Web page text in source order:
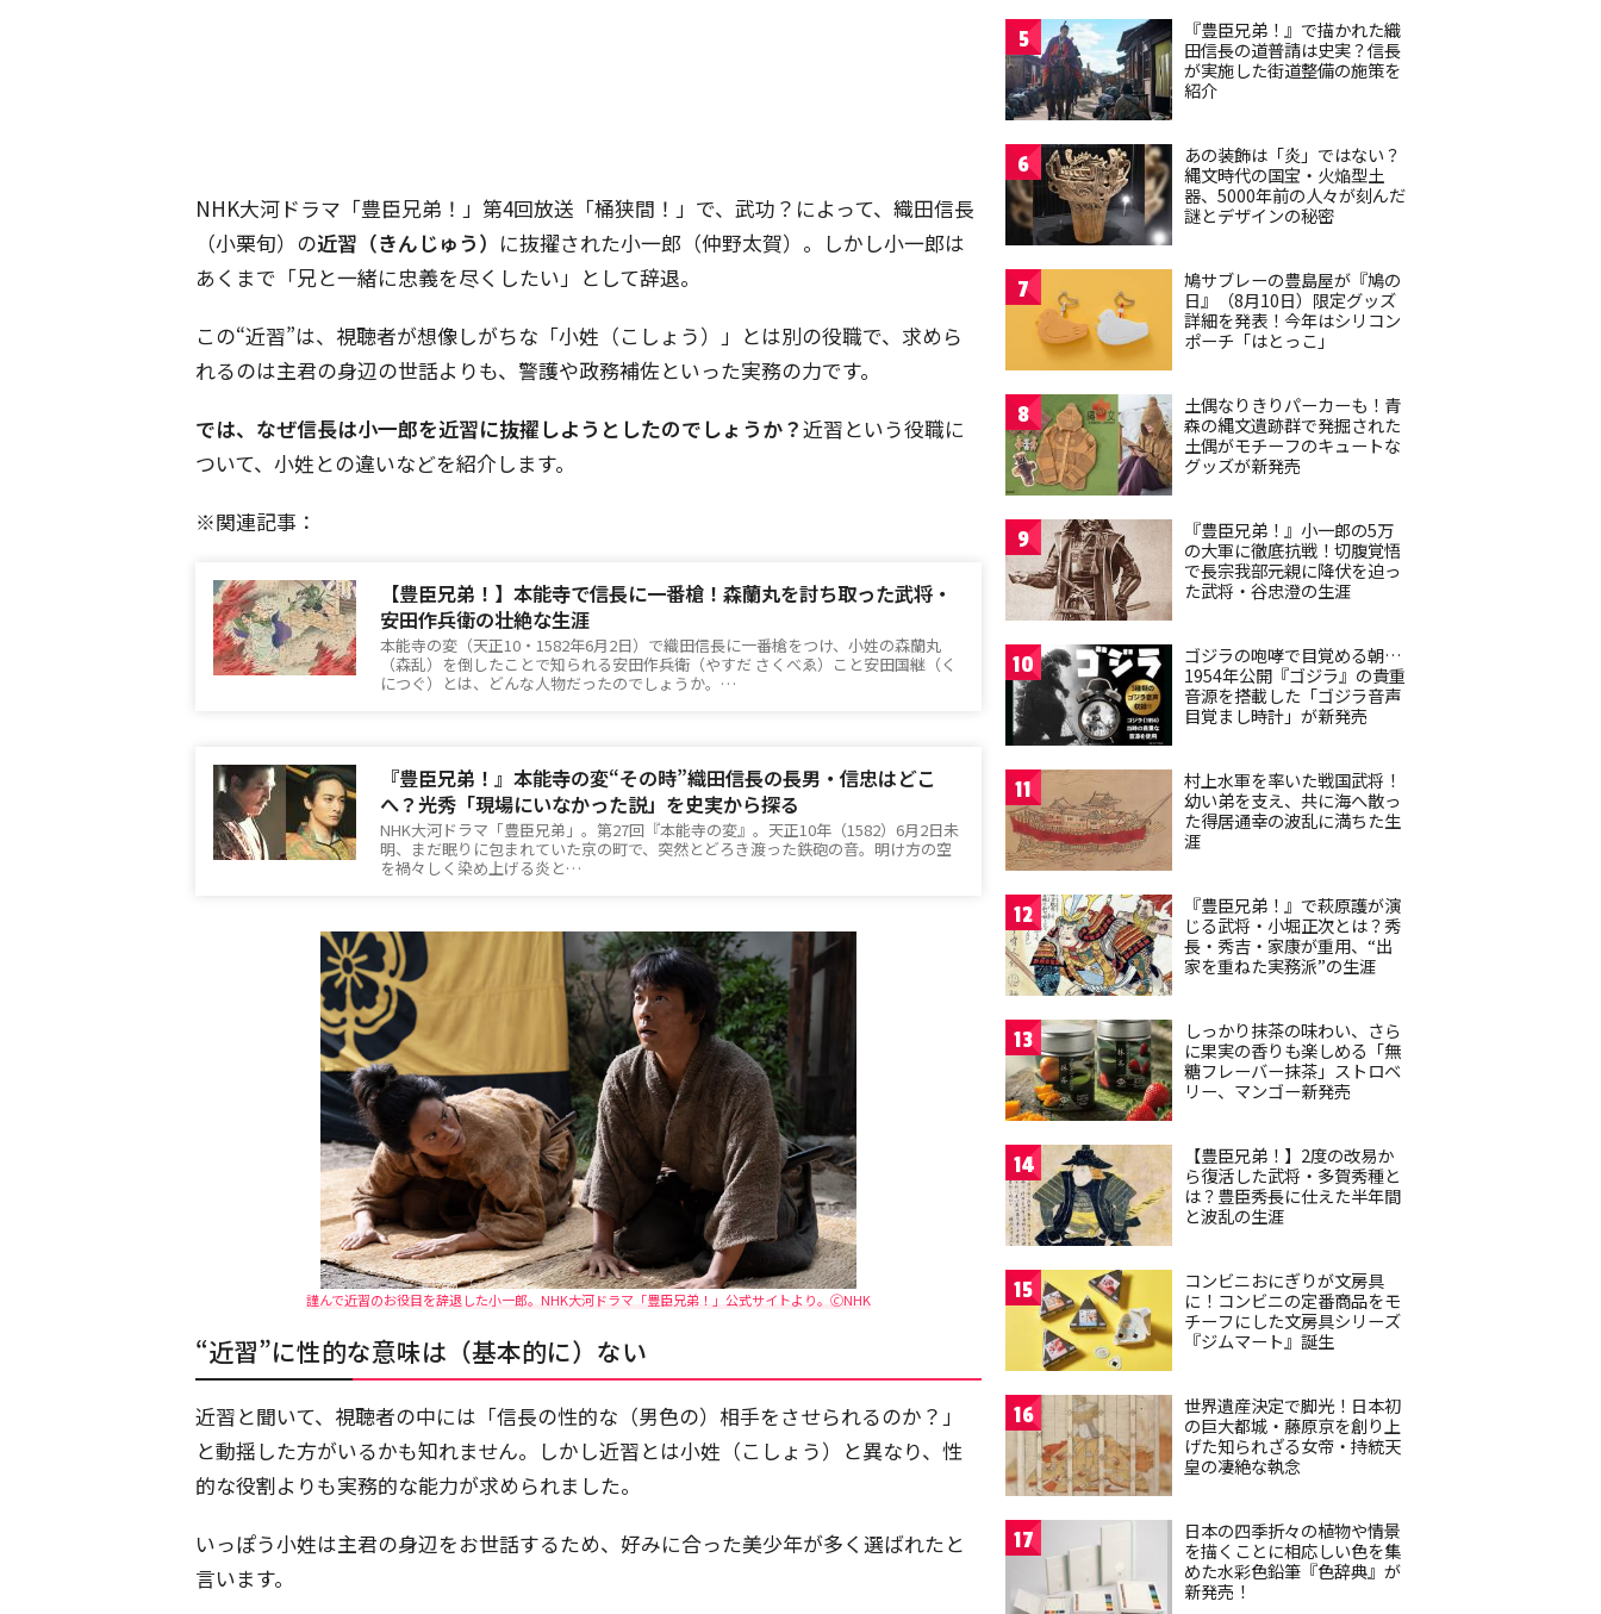
NHK大河ドラマ「豊臣兄弟！」第4回放送「桶狭間！」で、武功？によって、織田信長
（小栗旬）の近習（きんじゅう） に抜擢された小一郎（仲野太賀）。しかし小一郎は
あくまで「兄と一緒に忠義を尽くしたい」として辞退。
この“近習”は、視聴者が想像しがちな「小姓（こしょう）」とは別の役職で、求めら
れるのは主君の身辺の世話よりも、警護や政務補佐といった実務の力です。
では、なぜ信長は小一郎を近習に抜擢しようとしたのでしょうか？近習という役職に
ついて、小姓との違いなどを紹介します。
※関連記事：
【豊臣兄弟！】本能寺で信長に一番槍！森蘭丸を討ち取った武将・
安田作兵衛の壮絶な生涯
本能寺の変（天正10・1582年6月2日）で織田信長に一番槍をつけ、小姓の森蘭丸
（森乱）を倒したことで知られる安田作兵衛（やすだ さくべゑ）こと安田国継（く
につぐ）とは、どんな人物だったのでしょうか。…
『豊臣兄弟！』本能寺の変“その時”織田信長の長男・信忠はどこ
へ？光秀「現場にいなかった説」を史実から探る
NHK大河ドラマ「豊臣兄弟」。第27回『本能寺の変』。天正10年（1582）6月2日未
明、まだ眠りに包まれていた京の町で、突然とどろき渡った鉄砲の音。明け方の空
を禍々しく染め上げる炎と…
謹んで近習のお役目を辞退した小一郎。NHK大河ドラマ「豊臣兄弟！」公式サイトより。🄫NHK
“近習”に性的な意味は（基本的に）ない
近習と聞いて、視聴者の中には「信長の性的な（男色の）相手をさせられるのか？」
と動揺した方がいるかも知れません。しかし近習とは小姓（こしょう）と異なり、性
的な役割よりも実務的な能力が求められました。
いっぽう小姓は主君の身辺をお世話するため、好みに合った美少年が多く選ばれたと
言います。
5
『豊臣兄弟！』で描かれた織
田信長の道普請は史実？信長
が実施した街道整備の施策を
紹介
6
あの装飾は「炎」ではない？
縄文時代の国宝・火焔型土
器、5000年前の人々が刻んだ
謎とデザインの秘密
7
鳩サブレーの豊島屋が『鳩の
日』（8月10日）限定グッズ
詳細を発表！今年はシリコン
ポーチ「はとっこ」
8
土偶なりきりパーカーも！青
森の縄文遺跡群で発掘された
土偶がモチーフのキュートな
グッズが新発売
9
『豊臣兄弟！』小一郎の5万
の大軍に徹底抗戦！切腹覚悟
で長宗我部元親に降伏を迫っ
た武将・谷忠澄の生涯
10
ゴジラの咆哮で目覚める朝…
1954年公開『ゴジラ』の貴重
音源を搭載した「ゴジラ音声
目覚まし時計」が新発売
11
村上水軍を率いた戦国武将！
幼い弟を支え、共に海へ散っ
た得居通幸の波乱に満ちた生
涯
12
『豊臣兄弟！』で萩原護が演
じる武将・小堀正次とは？秀
長・秀吉・家康が重用、“出
家を重ねた実務派”の生涯
13
しっかり抹茶の味わい、さら
に果実の香りも楽しめる「無
糖フレーバー抹茶」ストロベ
リー、マンゴー新発売
14
【豊臣兄弟！】2度の改易か
ら復活した武将・多賀秀種と
は？豊臣秀長に仕えた半年間
と波乱の生涯
15
コンビニおにぎりが文房具
に！コンビニの定番商品をモ
チーフにした文房具シリーズ
『ジムマート』誕生
16
世界遺産決定で脚光！日本初
の巨大都城・藤原京を創り上
げた知られざる女帝・持統天
皇の凄絶な執念
17
日本の四季折々の植物や情景
を描くことに相応しい色を集
めた水彩色鉛筆『色辞典』が
新発売！